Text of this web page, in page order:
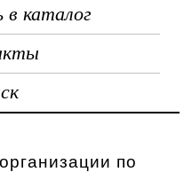
в каталог
по